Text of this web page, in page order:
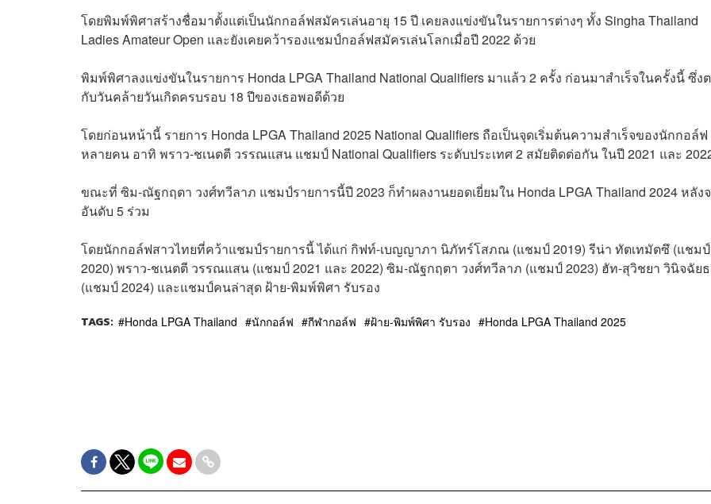
โดยพิมพ์พิศาสร้างชื่อมาตั้งแต่เป็นนักกอล์ฟสมัครเล่นอายุ 15 ปี เคยลงแข่งขันในรายการต่างๆ ทั้ง Singha Thailand
Ladies Amateur Open และยังเคยคว้ารองแชมป์กอล์ฟสมัครเล่นโลกเมื่อปี 2022 ด้วย
พิมพ์พิศาลงแข่งขันในรายการ Honda LPGA Thailand National Qualifiers มาแล้ว 2 ครั้ง ก่อนมาสำเร็จในครั้งนี้ ซึ่ง
กับวันคล้ายวันเกิดครบรอบ 18 ปีของเธอพอดีด้วย
โดยก่อนหน้านี้ รายการ Honda LPGA Thailand 2025 National Qualifiers ถือเป็นจุดเริ่มต้นความสำเร็จของนักกอล์ฟ
หลายคน อาทิ พราว-ชเนตตี วรรณแสน แชมป์ National Qualifiers ระดับประเทศ 2 สมัยติดต่อกัน ในปี 2021 และ
ขณะที่ ซิม-ณัฐกฤตา วงศ์ทวีลาภ แชมป์รายการนี้ปี 2023 ก็ทำผลงานยอดเยี่ยมใน Honda LPGA Thailand 2024 หลัง
อันดับ 5 ร่วม
โดยนักกอล์ฟสาวไทยที่คว้าแชมป์รายการนี้ ได้แก่ กิฟท์-เบญญาภา นิภัทร์โสภณ (แชมป์ 2019) รีน่า ทัตเทมัตซึ (แชมป์
2020) พราว-ชเนตตี วรรณแสน (แชมป์ 2021 และ 2022) ซิม-ณัฐกฤตา วงศ์ทวีลาภ (แชมป์ 2023) ฮัท-สุวิชยา วินิจฉัย
(แชมป์ 2024) และแชมป์คนล่าสุด ฝ้าย-พิมพ์พิศา รับรอง
TAGS: Honda LPGA Thailand นักกอล์ฟ กีฬากอล์ฟ ฝ้าย-พิมพ์พิศา รับรอง Honda LPGA Thailand 2025